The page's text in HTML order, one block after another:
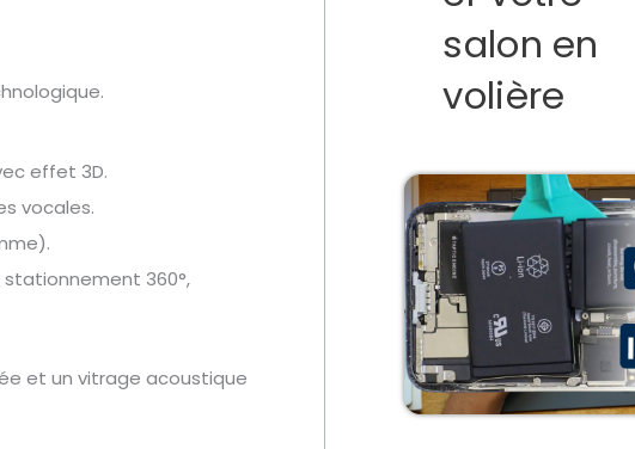
effet 3D.
vocales.
360°,
et un vitrage acoustique
salon en
volière